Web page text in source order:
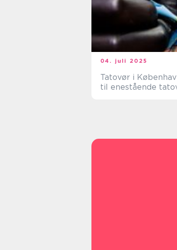
04. juli 2025
Tatovør i
til enestående